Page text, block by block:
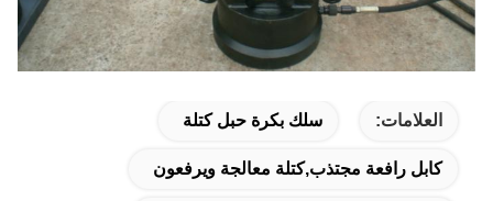
العلامات: سلك بكرة حبل كتلة
كابل رافعة مجتذب,كتلة معالجة ويرفعون